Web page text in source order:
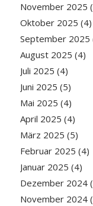
November 2025
Oktober 2025 (4)
September 2025
August 2025 (4)
Juli 2025 (4)
Juni 2025 (5)
Mai 2025 (4)
April 2025 (4)
März 2025 (5)
Februar 2025 (4)
Januar 2025 (4)
Dezember 2024
November 2024